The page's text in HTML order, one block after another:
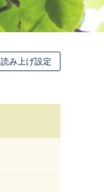
読み上げ設定